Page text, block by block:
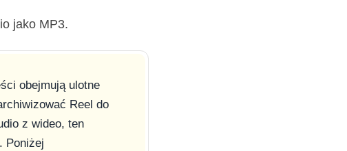
jako MP3.
obejmują ulotne
Reel do
z wideo, ten
Poniżej